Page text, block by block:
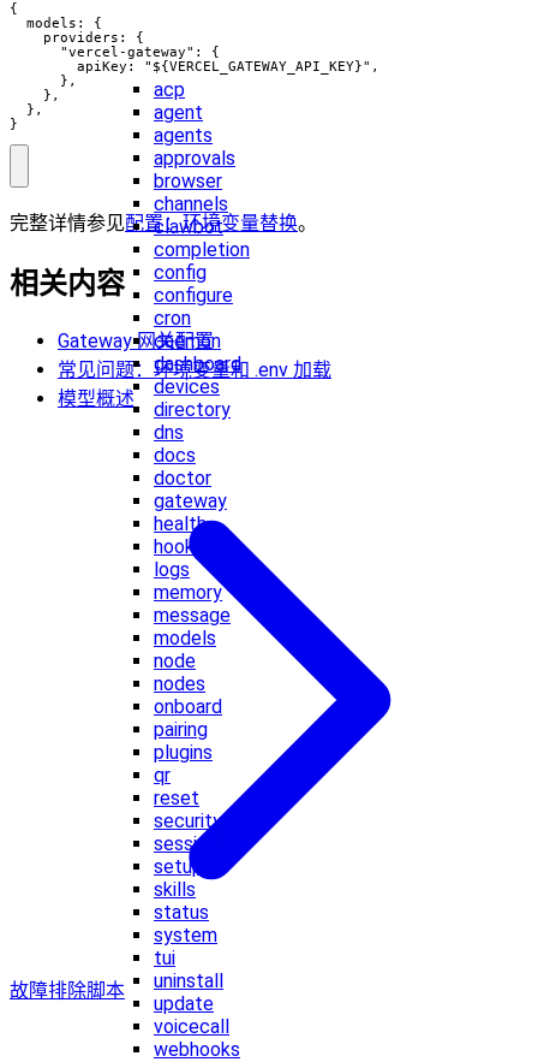
acp
agent
agents
approvals
browser
channels
clawbot
completion
config
configure
cron
daemon
dashboard
devices
directory
dns
docs
doctor
gateway
health
hooks
logs
memory
message
models
node
nodes
onboard
pairing
plugins
qr
reset
security
sessions
setup
skills
status
system
tui
uninstall
update
voicecall
webhooks
{
  models: {
    providers: {
      "vercel-gateway": {
        apiKey: "${VERCEL_GATEWAY_API_KEY}",
      },
    },
  },
}
完整详情参见配置：环境变量替换。
相关内容
Gateway 网关配置
常见问题：环境变量和 .env 加载
模型概述
故障排除脚本